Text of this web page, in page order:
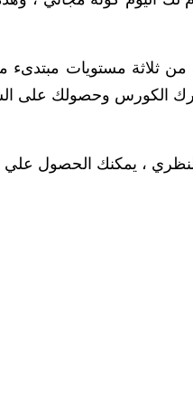
من ثلاثة مستويات
الكورس وحصولك على
، يمكنك الحصول